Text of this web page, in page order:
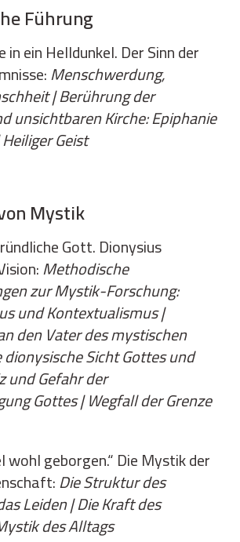
Führung
in ein Helldunkel. Der Sinn der
Menschwerdung,
| Berührung der
unsichtbaren Kirche: Epiphanie
Geist
Mystik
Gott. Dionysius
Methodische
zur Mystik-Forschung:
und Kontextualismus |
den Vater des mystischen
dionysische Sicht Gottes und
und Gefahr der
Gottes | Wegfall der Grenze
wohl geborgen.“ Die Mystik der
Die Struktur des
Leiden | Die Kraft des
des Alltags